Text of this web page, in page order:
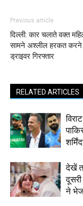
Previous article
दिल्‍ली: कार चलाते वक्‍त
सामने अश्लील हरकत करने
ड्राइवर गिरफ्तार
RELATED ARTICLES
देखें
ने